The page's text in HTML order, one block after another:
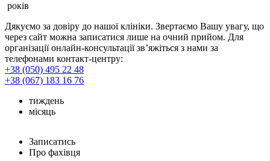
років
Дякуємо за довіру до нашої клініки. Звертаємо Вашу увагу, що
через сайт можна записатися лише на очний прийом. Для
організації онлайн-консультації зв’яжіться з нами за
телефонами контакт-центру:
+38 (050) 495 22 48
+38 (067) 183 16 76
тиждень
місяць
Записатись
Про фахівця